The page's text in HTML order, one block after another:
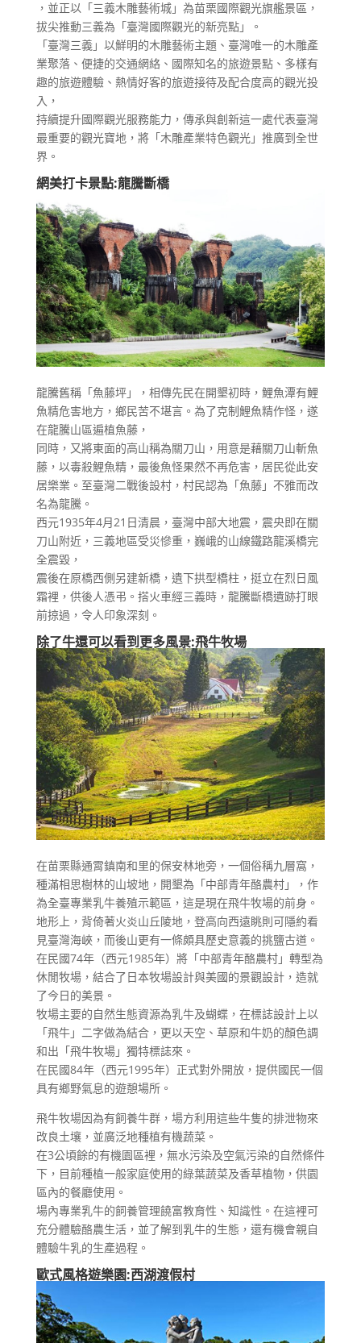
，並正以「三義木雕藝術城」為苗栗國際觀光旗艦景區，
拔尖推動三義為「臺灣國際觀光的新亮點」。
「臺灣三義」以鮮明的木雕藝術主題、臺灣唯一的木雕產
業聚落、便捷的交通網絡、國際知名的旅遊景點、多樣有
趣的旅遊體驗、熱情好客的旅遊接待及配合度高的觀光投
入，
持續提升國際觀光服務能力，傳承與創新這一處代表臺灣
最重要的觀光寶地，將「木雕產業特色觀光」推廣到全世
界。
網美打卡景點:龍騰斷橋
龍騰舊稱「魚藤坪」，相傳先民在開墾初時，鯉魚潭有鯉
魚精危害地方，鄉民苦不堪言。為了克制鯉魚精作怪，遂
在龍騰山區遍植魚藤，
同時，又將東面的高山稱為關刀山，用意是藉關刀山斬魚
藤，以毒殺鯉魚精，最後魚怪果然不再危害，居民從此安
居樂業。至臺灣二戰後設村，村民認為「魚藤」不雅而改
名為龍騰。
西元1935年4月21日清晨，臺灣中部大地震，震央即在關
刀山附近，三義地區受災慘重，巍峨的山線鐵路龍溪橋完
全震毀，
震後在原橋西側另建新橋，遺下拱型橋柱，挺立在烈日風
霜裡，供後人憑弔。搭火車經三義時，龍騰斷橋遺跡打眼
前掠過，令人印象深刻。
除了牛還可以看到更多風景:飛牛牧場
在苗栗縣通霄鎮南和里的保安林地旁，一個俗稱九層窩，
種滿相思樹林的山坡地，開墾為「中部青年酪農村」，作
為全臺專業乳牛養殖示範區，這是現在飛牛牧場的前身。
地形上，背倚著火炎山丘陵地，登高向西遠眺則可隱約看
見臺灣海峽，而後山更有一條頗具歷史意義的挑鹽古道。
在民國74年（西元1985年）將「中部青年酪農村」轉型為
休閒牧場，結合了日本牧場設計與美國的景觀設計，造就
了今日的美景。
牧場主要的自然生態資源為乳牛及蝴蝶，在標誌設計上以
「飛牛」二字做為結合，更以天空、草原和牛奶的顏色調
和出「飛牛牧場」獨特標誌來。
在民國84年（西元1995年）正式對外開放，提供國民一個
具有鄉野氣息的遊憩場所。
飛牛牧場因為有飼養牛群，場方利用這些牛隻的排泄物來
改良土壤，並廣泛地種植有機蔬菜。
在3公頃餘的有機園區裡，無水污染及空氣污染的自然條件
下，目前種植一般家庭使用的綠葉蔬菜及香草植物，供園
區內的餐廳使用。
場內專業乳牛的飼養管理饒富教育性、知識性。在這裡可
充分體驗酪農生活，並了解到乳牛的生態，還有機會親自
體驗牛乳的生產過程。
歐式風格遊樂園:西湖渡假村